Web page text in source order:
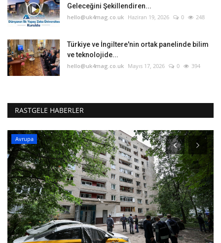
Geleceğini Şekillendiren...
hello@uk4mag.co.uk Haziran 19, 2026 0 248
Türkiye ve İngiltere'nin ortak panelinde bilim
ve teknolojide...
hello@uk4mag.co.uk Mayıs 17, 2026 0 394
RASTGELE HABERLER
TOPLUM